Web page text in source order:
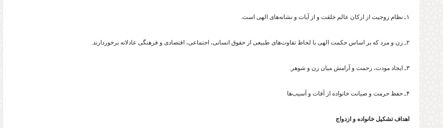
۱ـ نظام زوجیت از ارکان عالم خلقت و از آیات و نشانه‌های الهی است.
۲ـ زن و مرد که بر اساس حکمت الهی با لحاظ تفاوت‌های طبیعی از حقوق انسانی، اجتماعی، اقتصادی و فرهنگی عادلانه برخوردارند.
۳ـ ایجاد مودت، رحمت و آرامش میان زن و شوهر.
۴ـ حفظ حرمت و صیانت خانواده از آفات و آسیب‌ها
اهداف تشکیل خانواده و ازدواج